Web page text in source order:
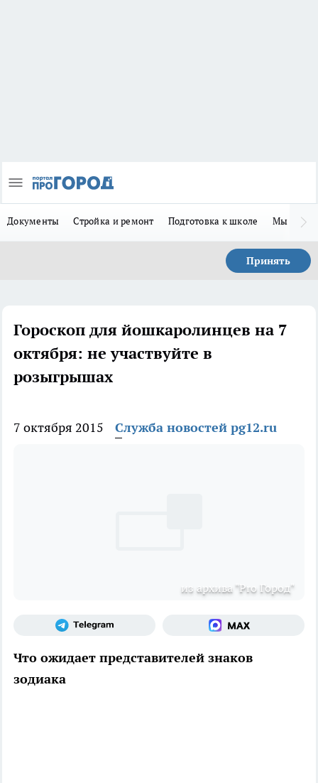
Документы Стройка и ремонт Подготовка к школе Мы в MAX
Принять
Гороскоп для йошкаролинцев на 7
октября: не участвуйте в
розыгрышах
7 октября 2015 Служба новостей pg12.ru
из архива "Pro Город"
Что ожидает представителей знаков
зодиака